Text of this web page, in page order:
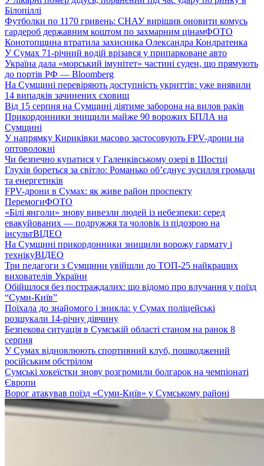
Білопіллі
Футболки по 1170 гривень: СНАУ вирішив оновити комусь
гардероб державним коштом по захмарним цінамФОТО
Конотопщина втратила захисника Олександра Кондратенка
У Сумах 71-річний водій врізався у припарковане авто
Україна дала «морський імунітет» частині суден, що прямують
до портів РФ — Bloomberg
На Сумщині перевіряють доступність укриттів: уже виявили
14 випадків зачинених сховищ
Від 15 серпня на Сумщині діятиме заборона на вилов раків
Прикордонники знищили майже 90 ворожих БПЛА на
Сумщині
У напрямку Кириківки масово застосовують FPV-дрони на
оптоволокні
Чи безпечно купатися у Галенківському озері в Шостці
Глухів бореться за світло: Романько об’єднує зусилля громади
та енергетиків
FPV-дрони в Сумах: як живе район проспекту
ПеремогиФОТО
«Білі янголи» знову вивезли людей із небезпеки: серед
евакуйованих — подружжя та чоловік із підозрою на
інсультВІДЕО
На Сумщині прикордонники знищили ворожу гармату і
технікуВІДЕО
Три педагоги з Сумщини увійшли до ТОП-25 найкращих
вихователів України
Обійшлося без постраждалих: що відомо про влучання у поїзд
“Суми-Київ”
Поїхала до знайомого і зникла: у Сумах поліцейські
розшукали 14-річну дівчину
Безпекова ситуація в Сумській області станом на ранок 8
серпня
У Сумах відновлюють спортивний клуб, пошкоджений
російським обстрілом
Сумські хокеїстки знову розгромили болгарок на чемпіонаті
Європи
Ворог атакував поїзд «Суми-Київ» у Сумському районі